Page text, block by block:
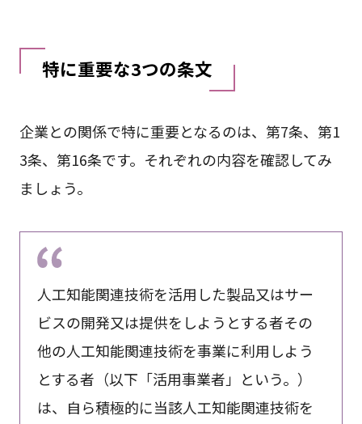
特に重要な3つの条文
企業との関係で特に重要となるのは、第7条、第1
3条、第16条です。それぞれの内容を確認してみ
ましょう。
人工知能関連技術を活用した製品又はサー
ビスの開発又は提供をしようとする者その
他の人工知能関連技術を事業に利用しよう
とする者（以下「活用事業者」という。）
は、自ら積極的に当該人工知能関連技術を